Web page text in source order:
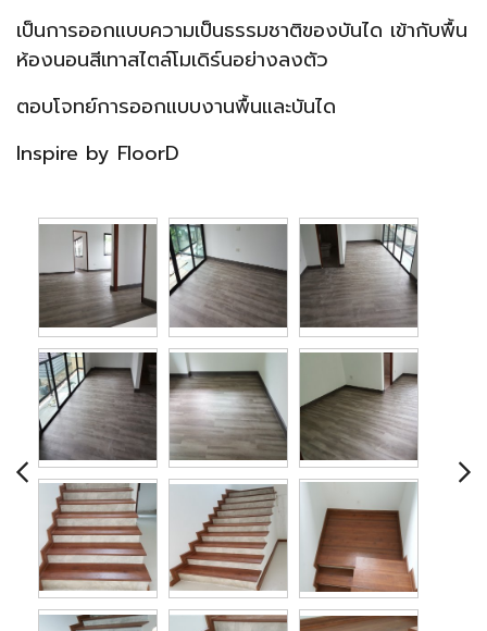
เป็นการออกแบบความเป็นธรรมชาติของบันได เข้ากับพื้น
ห้องนอนสีเทาสไตล์โมเดิร์นอย่างลงตัว
ตอบโจทย์การออกแบบงานพื้นและบันได
Inspire by FloorD